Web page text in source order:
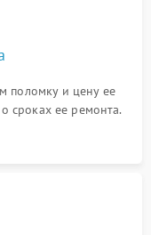
поломку и цену ее
сроках ее ремонта.